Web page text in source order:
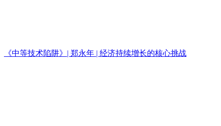
《中等技术陷阱》| 郑永年 | 经济持续增长的核心挑战